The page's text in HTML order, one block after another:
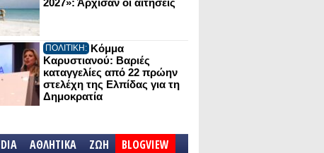
2027»: Άρχισαν οι αιτήσεις
ΠΟΛΙΤΙΚΗ: Κόμμα
Καρυστιανού: Βαριές
καταγγελίες από 22 πρώην
στελέχη της Ελπίδας για τη
Δημοκρατία
ΑΘΛΗΤΙΚΑ ΖΩΗ BLOGVIEW